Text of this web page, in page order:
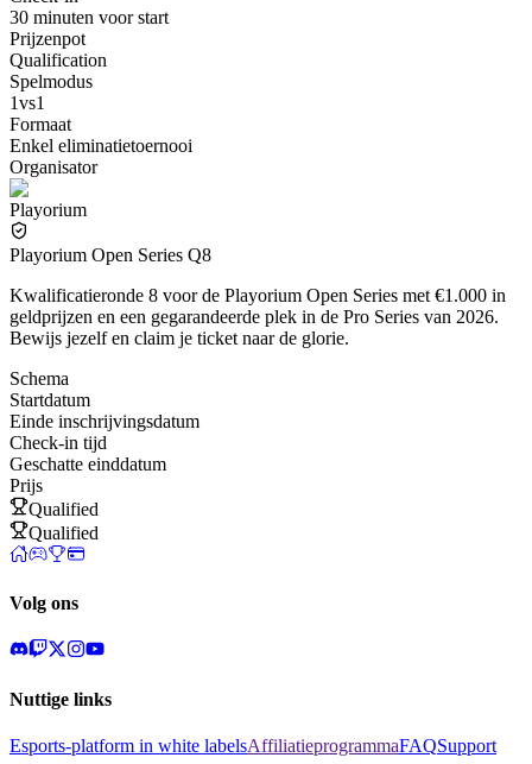
30 minuten voor start
Prijzenpot
Qualification
Spelmodus
1vs1
Formaat
Enkel eliminatietoernooi
Organisator
Playorium
Playorium Open Series Q8
Kwalificatieronde 8 voor de Playorium Open Series met €1.000 in
geldprijzen en een gegarandeerde plek in de Pro Series van 2026.
Bewijs jezelf en claim je ticket naar de glorie.
Schema
Startdatum
Einde inschrijvingsdatum
Check-in tijd
Geschatte einddatum
Prijs
Qualified
Qualified
Volg ons
Nuttige links
Esports-platform in white labelsAffiliatieprogrammaFAQSupport